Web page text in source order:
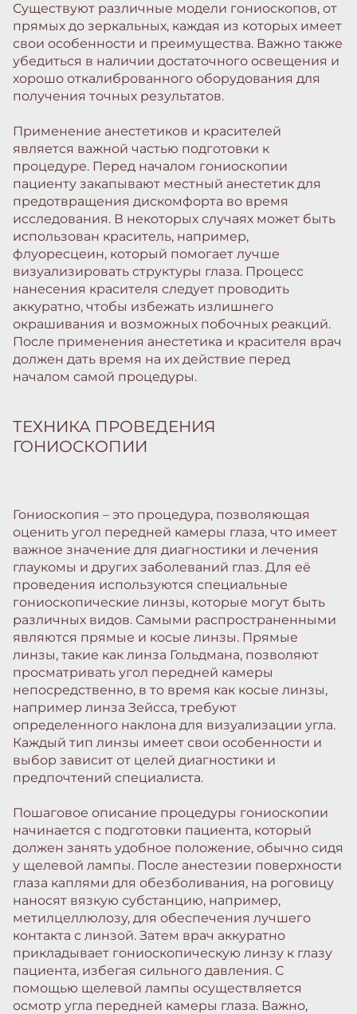
Существуют различные модели гониоскопов, от
прямых до зеркальных, каждая из которых имеет
свои особенности и преимущества. Важно также
убедиться в наличии достаточного освещения и
хорошо откалиброванного оборудования для
получения точных результатов.
Применение анестетиков и красителей
является важной частью подготовки к
процедуре. Перед началом гониоскопии
пациенту закапывают местный анестетик для
предотвращения дискомфорта во время
исследования. В некоторых случаях может быть
использован краситель, например,
флуоресцеин, который помогает лучше
визуализировать структуры глаза. Процесс
нанесения красителя следует проводить
аккуратно, чтобы избежать излишнего
окрашивания и возможных побочных реакций.
После применения анестетика и красителя врач
должен дать время на их действие перед
началом самой процедуры.
ТЕХНИКА ПРОВЕДЕНИЯ
ГОНИОСКОПИИ
Гониоскопия – это процедура, позволяющая
оценить угол передней камеры глаза, что имеет
важное значение для диагностики и лечения
глаукомы и других заболеваний глаз. Для её
проведения используются специальные
гониоскопические линзы, которые могут быть
различных видов. Самыми распространенными
являются прямые и косые линзы. Прямые
линзы, такие как линза Гольдмана, позволяют
просматривать угол передней камеры
непосредственно, в то время как косые линзы,
например линза Зейсса, требуют
определенного наклона для визуализации угла.
Каждый тип линзы имеет свои особенности и
выбор зависит от целей диагностики и
предпочтений специалиста.
Пошаговое описание процедуры гониоскопии
начинается с подготовки пациента, который
должен занять удобное положение, обычно сидя
у щелевой лампы. После анестезии поверхности
глаза каплями для обезболивания, на роговицу
наносят вязкую субстанцию, например,
метилцеллюлозу, для обеспечения лучшего
контакта с линзой. Затем врач аккуратно
прикладывает гониоскопическую линзу к глазу
пациента, избегая сильного давления. С
помощью щелевой лампы осуществляется
осмотр угла передней камеры глаза. Важно,